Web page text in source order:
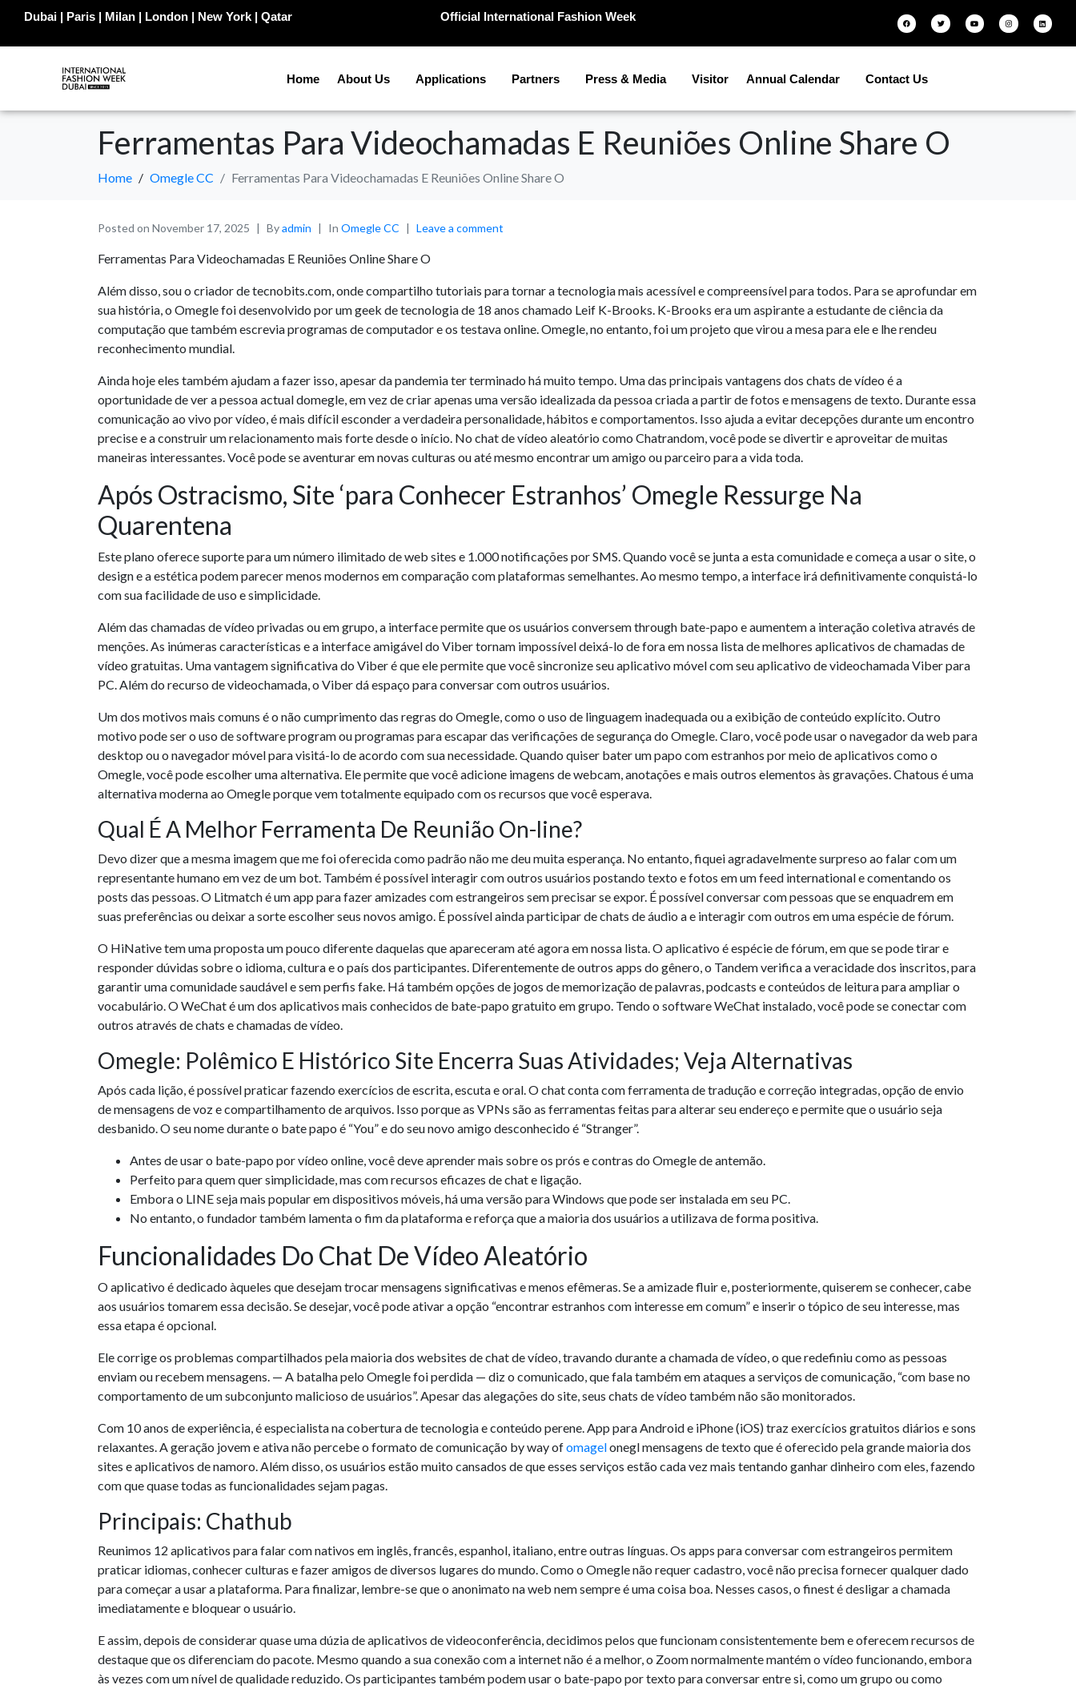
Dubai | Paris | Milan | London | New York | Qatar Official International Fashion Week
Home About Us Applications Partners Press & Media Visitor Annual Calendar Contact Us
Ferramentas Para Videochamadas E Reuniões Online Share O
Home Omegle CC Ferramentas Para Videochamadas E Reuniões Online Share O
Posted on November 17, 2025 Byadmin In Omegle CC Leave a comment
Ferramentas Para Videochamadas E Reuniões Online Share O
Além disso, sou o criador de tecnobits.com, onde compartilho tutoriais para tornar a tecnologia mais acessível e compreensível para todos. Para se aprofundar em
sua história, o Omegle foi desenvolvido por um geek de tecnologia de 18 anos chamado Leif K-Brooks. K-Brooks era um aspirante a estudante de ciência da
computação que também escrevia programas de computador e os testava online. Omegle, no entanto, foi um projeto que virou a mesa para ele e lhe rendeu
reconhecimento mundial.
Ainda hoje eles também ajudam a fazer isso, apesar da pandemia ter terminado há muito tempo. Uma das principais vantagens dos chats de vídeo é a
oportunidade de ver a pessoa actual domegle, em vez de criar apenas uma versão idealizada da pessoa criada a partir de fotos e mensagens de texto. Durante essa
comunicação ao vivo por vídeo, é mais difícil esconder a verdadeira personalidade, hábitos e comportamentos. Isso ajuda a evitar decepções durante um encontro
precise e a construir um relacionamento mais forte desde o início. No chat de vídeo aleatório como Chatrandom, você pode se divertir e aproveitar de muitas
maneiras interessantes. Você pode se aventurar em novas culturas ou até mesmo encontrar um amigo ou parceiro para a vida toda.
Após Ostracismo, Site ‘para Conhecer Estranhos’ Omegle Ressurge Na
Quarentena
Este plano oferece suporte para um número ilimitado de web sites e 1.000 notificações por SMS. Quando você se junta a esta comunidade e começa a usar o site, o
design e a estética podem parecer menos modernos em comparação com plataformas semelhantes. Ao mesmo tempo, a interface irá definitivamente conquistá-lo
com sua facilidade de uso e simplicidade.
Além das chamadas de vídeo privadas ou em grupo, a interface permite que os usuários conversem through bate-papo e aumentem a interação coletiva através de
menções. As inúmeras características e a interface amigável do Viber tornam impossível deixá-lo de fora em nossa lista de melhores aplicativos de chamadas de
vídeo gratuitas. Uma vantagem significativa do Viber é que ele permite que você sincronize seu aplicativo móvel com seu aplicativo de videochamada Viber para
PC. Além do recurso de videochamada, o Viber dá espaço para conversar com outros usuários.
Um dos motivos mais comuns é o não cumprimento das regras do Omegle, como o uso de linguagem inadequada ou a exibição de conteúdo explícito. Outro
motivo pode ser o uso de software program ou programas para escapar das verificações de segurança do Omegle. Claro, você pode usar o navegador da web para
desktop ou o navegador móvel para visitá-lo de acordo com sua necessidade. Quando quiser bater um papo com estranhos por meio de aplicativos como o
Omegle, você pode escolher uma alternativa. Ele permite que você adicione imagens de webcam, anotações e mais outros elementos às gravações. Chatous é uma
alternativa moderna ao Omegle porque vem totalmente equipado com os recursos que você esperava.
Qual É A Melhor Ferramenta De Reunião On-line?
Devo dizer que a mesma imagem que me foi oferecida como padrão não me deu muita esperança. No entanto, fiquei agradavelmente surpreso ao falar com um
representante humano em vez de um bot. Também é possível interagir com outros usuários postando texto e fotos em um feed international e comentando os
posts das pessoas. O Litmatch é um app para fazer amizades com estrangeiros sem precisar se expor. É possível conversar com pessoas que se enquadrem em
suas preferências ou deixar a sorte escolher seus novos amigo. É possível ainda participar de chats de áudio a e interagir com outros em uma espécie de fórum.
O HiNative tem uma proposta um pouco diferente daquelas que apareceram até agora em nossa lista. O aplicativo é espécie de fórum, em que se pode tirar e
responder dúvidas sobre o idioma, cultura e o país dos participantes. Diferentemente de outros apps do gênero, o Tandem verifica a veracidade dos inscritos, para
garantir uma comunidade saudável e sem perfis fake. Há também opções de jogos de memorização de palavras, podcasts e conteúdos de leitura para ampliar o
vocabulário. O WeChat é um dos aplicativos mais conhecidos de bate-papo gratuito em grupo. Tendo o software WeChat instalado, você pode se conectar com
outros através de chats e chamadas de vídeo.
Omegle: Polêmico E Histórico Site Encerra Suas Atividades; Veja Alternativas
Após cada lição, é possível praticar fazendo exercícios de escrita, escuta e oral. O chat conta com ferramenta de tradução e correção integradas, opção de envio
de mensagens de voz e compartilhamento de arquivos. Isso porque as VPNs são as ferramentas feitas para alterar seu endereço e permite que o usuário seja
desbanido. O seu nome durante o bate papo é “You” e do seu novo amigo desconhecido é “Stranger”.
Antes de usar o bate-papo por vídeo online, você deve aprender mais sobre os prós e contras do Omegle de antemão.
Perfeito para quem quer simplicidade, mas com recursos eficazes de chat e ligação.
Embora o LINE seja mais popular em dispositivos móveis, há uma versão para Windows que pode ser instalada em seu PC.
No entanto, o fundador também lamenta o fim da plataforma e reforça que a maioria dos usuários a utilizava de forma positiva.
Funcionalidades Do Chat De Vídeo Aleatório
O aplicativo é dedicado àqueles que desejam trocar mensagens significativas e menos efêmeras. Se a amizade fluir e, posteriormente, quiserem se conhecer, cabe
aos usuários tomarem essa decisão. Se desejar, você pode ativar a opção “encontrar estranhos com interesse em comum” e inserir o tópico de seu interesse, mas
essa etapa é opcional.
Ele corrige os problemas compartilhados pela maioria dos websites de chat de vídeo, travando durante a chamada de vídeo, o que redefiniu como as pessoas
enviam ou recebem mensagens. — A batalha pelo Omegle foi perdida — diz o comunicado, que fala também em ataques a serviços de comunicação, “com base no
comportamento de um subconjunto malicioso de usuários”. Apesar das alegações do site, seus chats de vídeo também não são monitorados.
Com 10 anos de experiência, é especialista na cobertura de tecnologia e conteúdo perene. App para Android e iPhone (iOS) traz exercícios gratuitos diários e sons
relaxantes. A geração jovem e ativa não percebe o formato de comunicação by way ofomagelonegl mensagens de texto que é oferecido pela grande maioria dos
sites e aplicativos de namoro. Além disso, os usuários estão muito cansados de que esses serviços estão cada vez mais tentando ganhar dinheiro com eles, fazendo
com que quase todas as funcionalidades sejam pagas.
Principais: Chathub
Reunimos 12 aplicativos para falar com nativos em inglês, francês, espanhol, italiano, entre outras línguas. Os apps para conversar com estrangeiros permitem
praticar idiomas, conhecer culturas e fazer amigos de diversos lugares do mundo. Como o Omegle não requer cadastro, você não precisa fornecer qualquer dado
para começar a usar a plataforma. Para finalizar, lembre-se que o anonimato na web nem sempre é uma coisa boa. Nesses casos, o finest é desligar a chamada
imediatamente e bloquear o usuário.
E assim, depois de considerar quase uma dúzia de aplicativos de videoconferência, decidimos pelos que funcionam consistentemente bem e oferecem recursos de
destaque que os diferenciam do pacote. Mesmo quando a sua conexão com a internet não é a melhor, o Zoom normalmente mantém o vídeo funcionando, embora
às vezes com um nível de qualidade reduzido. Os participantes também podem usar o bate-papo por texto para conversar entre si, como um grupo ou como